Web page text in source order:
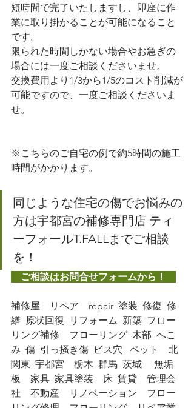
短時間で完了いたしますし、即座に作
業に取り掛かることが可能になること
です。
限られた時間しかない場合やお急ぎの
場合には一度ご相談くださいませ。
交換費用より1/3から1/5のコスト削減が
可能ですので、一度ご相談くださいま
せ。
※こちらのご自宅の例で約5時間の施工
時間がかかります。
同じような住宅の傷でお悩みの
方は宇都宮の補修専門店 ティ
ーフォールT.FALLまでご相談
を！
ご相談はお問合せフォームから！
補修屋　リペア　repair  塗装  修復  修
繕  原状回復  リフォーム  新築  フロー
リング補修　フローリング  木部  へこ
み  傷  引っ掻き傷  ビス穴   ペット　北
関東  宇都宮　栃木  群馬  茨城　 無垢
板　家具  家具塗装　床  賃貸　管理会
社　不動産　リノベーション　フロー